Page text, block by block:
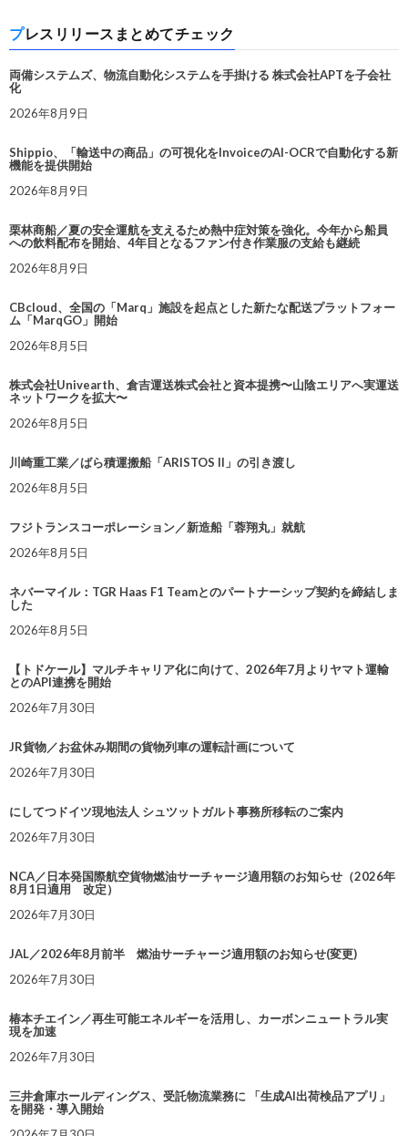
プレスリリースまとめてチェック
両備システムズ、物流自動化システムを手掛ける 株式会社APTを子会社
化
2026年8月9日
Shippio、「輸送中の商品」の可視化をInvoiceのAI-OCRで自動化する新
機能を提供開始
2026年8月9日
栗林商船／夏の安全運航を支えるため熱中症対策を強化。今年から船員
への飲料配布を開始、4年目となるファン付き作業服の支給も継続
2026年8月9日
CBcloud、全国の「Marq」施設を起点とした新たな配送プラットフォー
ム「MarqGO」開始
2026年8月5日
株式会社Univearth、倉吉運送株式会社と資本提携〜山陰エリアへ実運送
ネットワークを拡大〜
2026年8月5日
川崎重工業／ばら積運搬船「ARISTOS II」の引き渡し
2026年8月5日
フジトランスコーポレーション／新造船「蓉翔丸」就航
2026年8月5日
ネバーマイル：TGR Haas F1 Teamとのパートナーシップ契約を締結しま
した
2026年8月5日
【トドケール】マルチキャリア化に向けて、2026年7月よりヤマト運輸
とのAPI連携を開始
2026年7月30日
JR貨物／お盆休み期間の貨物列車の運転計画について
2026年7月30日
にしてつドイツ現地法人 シュツットガルト事務所移転のご案内
2026年7月30日
NCA／日本発国際航空貨物燃油サーチャージ適用額のお知らせ（2026年
8月1日適用 改定）
2026年7月30日
JAL／2026年8月前半 燃油サーチャージ適用額のお知らせ(変更)
2026年7月30日
椿本チエイン／再生可能エネルギーを活用し、カーボンニュートラル実
現を加速
2026年7月30日
三井倉庫ホールディングス、受託物流業務に 「生成AI出荷検品アプリ」
を開発・導入開始